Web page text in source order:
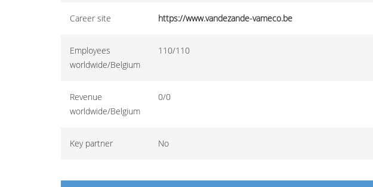
Career site https://www.vandezande-vameco.be
Employees
worldwide/Belgium
110/110
Revenue
worldwide/Belgium
0/0
Key partner No